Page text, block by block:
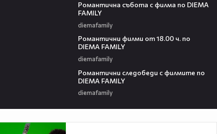
Романтична събота с филма по DIEMA
FAMILY
diemafamily
Романтични филми от 18.00 ч. по
DIEMA FAMILY
diemafamily
Романтични следобеди с филмите по
DIEMA FAMILY
diemafamily